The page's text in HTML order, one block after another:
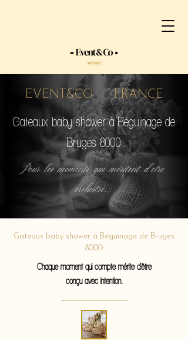
EVENT&CO FRANCE
Gateaux baby shower à Béguinage de
Bruges 8000
Pour les moments qui méritent d'etre
orchestré...
Gateaux baby shower à Béguinage de Bruges
8000
Chaque moment qui compte mérite d'être
conçu avec intention.